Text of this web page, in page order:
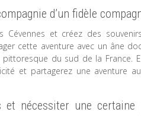
d’un fidèle
et créez des
cette aventure avec un âne
du sud de la France.
et partagerez une aventure
et nécessiter une